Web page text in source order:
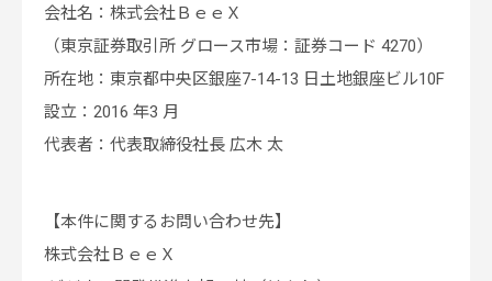
会社名：株式会社ＢｅｅＸ
（東京証券取引所 グロース市場：証券コード 4270）
所在地：東京都中央区銀座7-14-13 日土地銀座ビル10F
設立：2016 年3 月
代表者：代表取締役社長 広木 太
【本件に関するお問い合わせ先】
株式会社ＢｅｅＸ